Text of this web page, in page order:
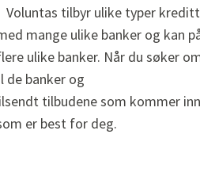
tilbyr ulike typer kreditt
mange ulike banker og kan
ulike banker. Når du søker
de banker og
tilbudene som kommer inn
er best for deg.